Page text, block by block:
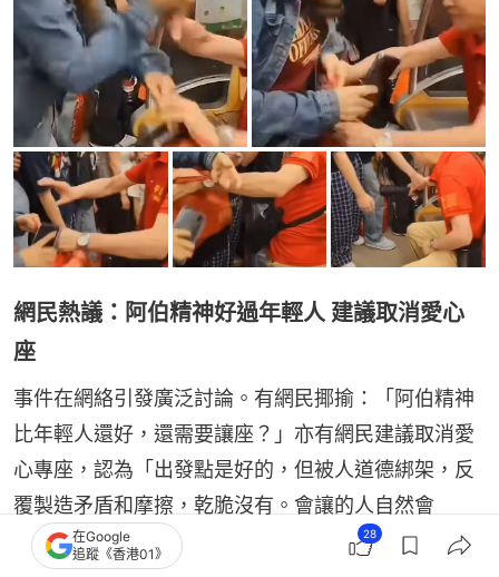
網民熱議：阿伯精神好過年輕人 建議取消愛心
座
事件在網絡引發廣泛討論。有網民揶揄：「阿伯精神
比年輕人還好，還需要讓座？」亦有網民建議取消愛
心專座，認為「出發點是好的，但被人道德綁架，反
覆製造矛盾和摩擦，乾脆沒有。會讓的人自然會
讓」。在Google
追蹤《香港01》
28